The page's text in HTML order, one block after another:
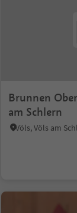
Brunnen
am Schlern